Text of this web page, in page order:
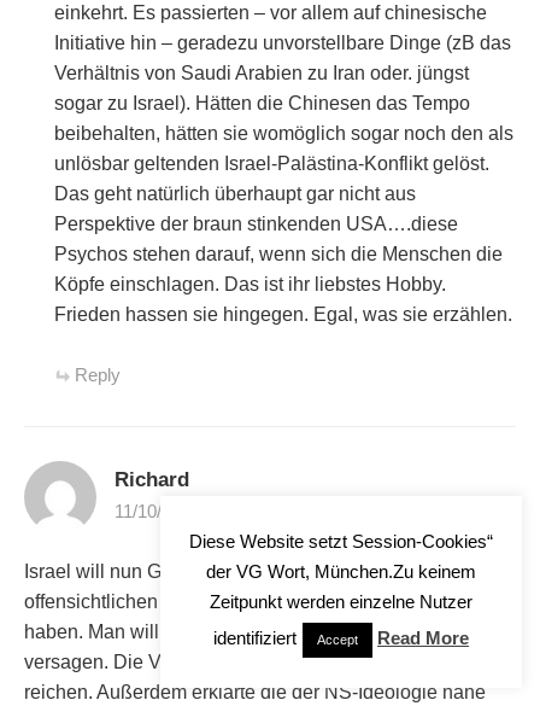
einkehrt. Es passierten – vor allem auf chinesische
Initiative hin – geradezu unvorstellbare Dinge (zB das
Verhältnis von Saudi Arabien zu Iran oder. jüngst
sogar zu Israel). Hätten die Chinesen das Tempo
beibehalten, hätten sie womöglich sogar noch den als
unlösbar geltenden Israel-Palästina-Konflikt gelöst.
Das geht natürlich überhaupt gar nicht aus
Perspektive der braun stinkenden USA….diese
Psychos stehen darauf, wenn sich die Menschen die
Köpfe einschlagen. Das ist ihr liebstes Hobby.
Frieden hassen sie hingegen. Egal, was sie erzählen.
Reply
Richard
11/10/2023 at 11:24
Israel will nun Gaza aushungern, wie es ihre
offensichtlichen Vorbilder im 3. Reich bereits vorgemacht
haben. Man will ihnen Lebensmittel, Wasser und Strom
versagen. Die Vorräte sollen gerade mal noch für 12 Tage
reichen. Außerdem erklärte die der NS-Ideologie nahe
Diese Website setzt Session-Cookies“
der VG Wort, München.Zu keinem
Zeitpunkt werden einzelne Nutzer
identifiziert
Accept Read More